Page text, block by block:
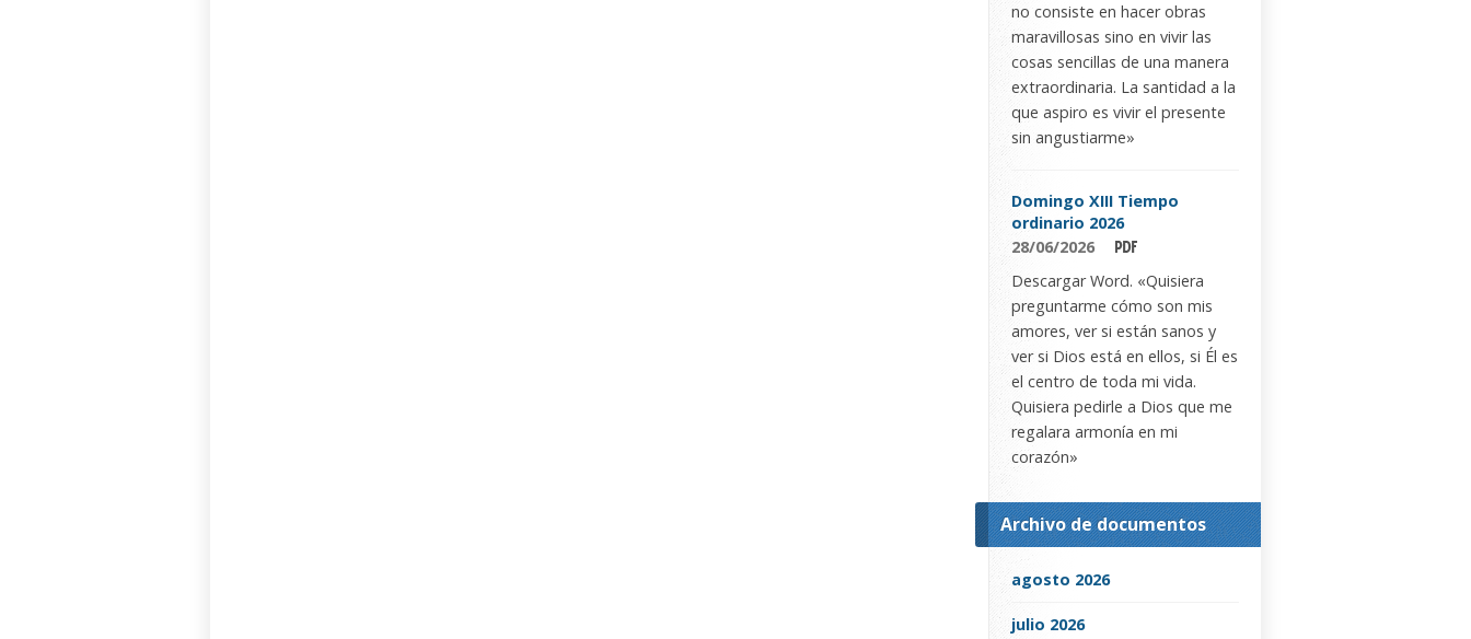
no consiste en hacer obras
maravillosas sino en vivir las
cosas sencillas de una manera
extraordinaria. La santidad a la
que aspiro es vivir el presente
sin angustiarme»
Domingo XIII Tiempo
ordinario 2026
28/06/2026
Descargar Word. «Quisiera
preguntarme cómo son mis
amores, ver si están sanos y
ver si Dios está en ellos, si Él es
el centro de toda mi vida.
Quisiera pedirle a Dios que me
regalara armonía en mi
corazón»
Archivo de documentos
agosto 2026
julio 2026